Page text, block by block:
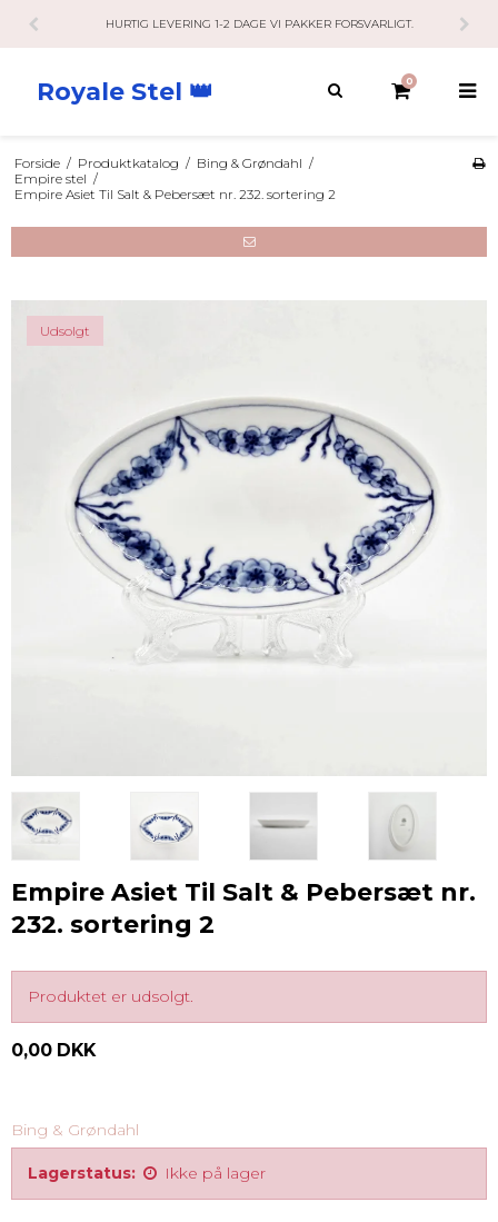
KUNDESERVICE HAR ÅBENT 10-21 RING / SMS / MAIL.
Royale Stel 👑 0
Forside / Produktkatalog / Bing & Grøndahl /
Empire stel /
Empire Asiet Til Salt & Pebersæt nr. 232. sortering 2
Udsolgt
Empire Asiet Til Salt & Pebersæt nr.
232. sortering 2
Produktet er udsolgt.
0,00 DKK
Bing & Grøndahl
Lagerstatus: Ikke på lager